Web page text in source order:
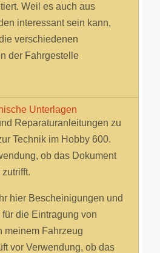
Weil es auch aus
interessant sein kann,
verschiedenen
der Fahrgestelle
Unterlagen
Reparaturanleitungen zu
Technik im Hobby 600.
ob das Dokument
hier Bescheinigungen und
die Eintragung von
meinem Fahrzeug
vor Verwendung, ob das